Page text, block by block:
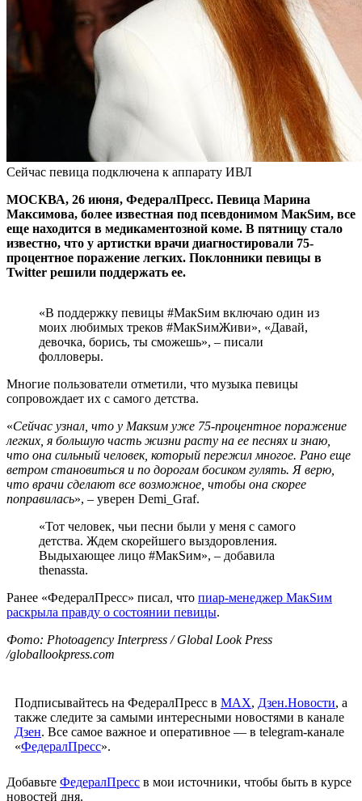
Сейчас певица подключена к аппарату ИВЛ
МОСКВА, 26 июня, ФедералПресс. Певица Марина
Максимова, более известная под псевдонимом МакSим, все
еще находится в медикаментозной коме. В пятницу стало
известно, что у артистки врачи диагностировали 75-
процентное поражение легких. Поклонники певицы в
Twitter решили поддержать ее.
«В поддержку певицы #МакSим включаю один из
моих любимых треков #МакSимЖиви», «Давай,
девочка, борись, ты сможешь», – писали
фолловеры.
Многие пользователи отметили, что музыка певицы
сопровождает их с самого детства.
«Сейчас узнал, что у Макsим уже 75-процентное поражение
легких, я большую часть жизни расту на ее песнях и знаю,
что она сильный человек, который пережил многое. Рано еще
ветром становиться и по дорогам босиком гулять. Я верю,
что врачи сделают все возможное, чтобы она скорее
поправилась», – уверен Demi_Graf.
«Тот человек, чьи песни были у меня с самого
детства. Ждем скорейшего выздоровления.
Выдыхающее лицо #МакSим», – добавила
thenassta.
Ранее «ФедералПресс» писал, что пиар-менеджер МакSим
раскрыла правду о состоянии певицы.
Фото: Photoagency Interpress / Global Look Press
/globallookpress.com
Подписывайтесь на ФедералПресс в МАХ, Дзен.Новости, а
также следите за самыми интересными новостями в канале
Дзен. Все самое важное и оперативное — в telegram-канале
«ФедералПресс».
Добавьте ФедералПресс в мои источники, чтобы быть в курсе
новостей дня.